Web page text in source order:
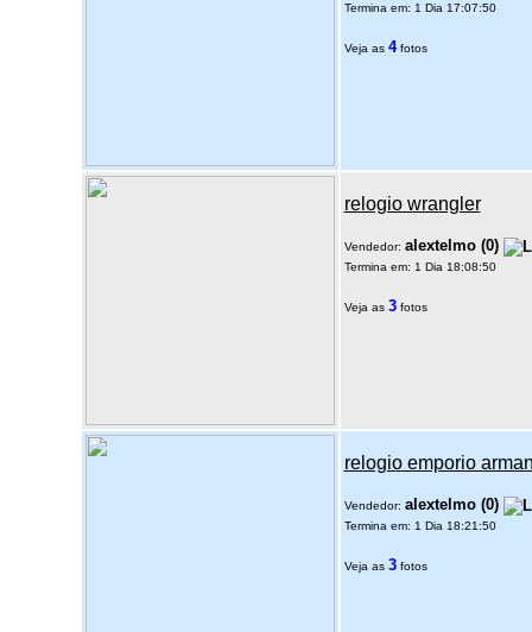
Termina em: 1 Dia 17:07:50
Veja as 4fotos
relogio wrangler
Vendedor: alextelmo(0)
Termina em: 1 Dia 18:08:50
Veja as 3fotos
relogio emporio
Vendedor: alextelmo(0)
Termina em: 1 Dia 18:21:50
Veja as 3fotos